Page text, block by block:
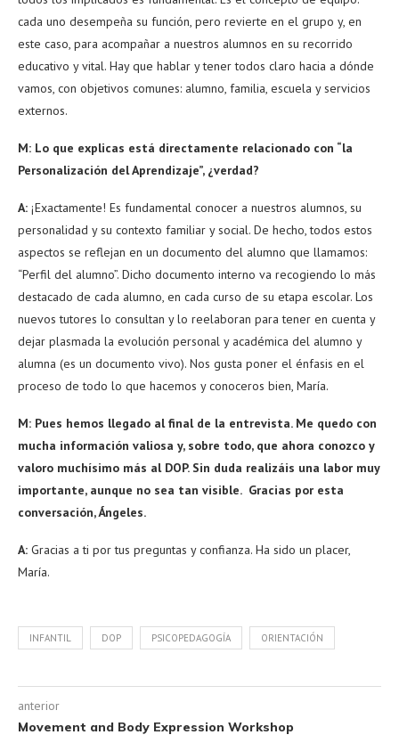
cada uno desempeña su función, pero revierte en el grupo y, en
este caso, para acompañar a nuestros alumnos en su recorrido
educativo y vital. Hay que hablar y tener todos claro hacia a dónde
vamos, con objetivos comunes: alumno, familia, escuela y servicios
externos.
M: Lo que explicas está directamente relacionado con “la
Personalización del Aprendizaje”, ¿verdad?
A: ¡Exactamente! Es fundamental conocer a nuestros alumnos, su
personalidad y su contexto familiar y social. De hecho, todos estos
aspectos se reflejan en un documento del alumno que llamamos:
“Perfil del alumno”. Dicho documento interno va recogiendo lo más
destacado de cada alumno, en cada curso de su etapa escolar. Los
nuevos tutores lo consultan y lo reelaboran para tener en cuenta y
dejar plasmada la evolución personal y académica del alumno y
alumna (es un documento vivo). Nos gusta poner el énfasis en el
proceso de todo lo que hacemos y conoceros bien, María.
M: Pues hemos llegado al final de la entrevista. Me quedo con
mucha información valiosa y, sobre todo, que ahora conozco y
valoro muchísimo más al DOP. Sin duda realizáis una labor muy
importante, aunque no sea tan visible. Gracias por esta
conversación, Ángeles.
A: Gracias a ti por tus preguntas y confianza. Ha sido un placer,
María.
INFANTIL DOP PSICOPEDAGOGÍA ORIENTACIÓN
anterior
Movement and Body Expression Workshop